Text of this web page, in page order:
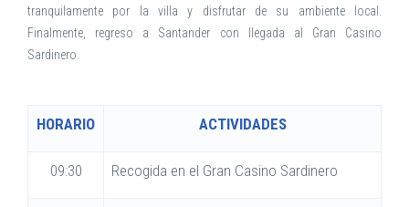
tranquilamente por la villa y disfrutar de su ambiente local.
Finalmente, regreso a Santander con llegada al Gran Casino
Sardinero.
HORARIO ACTIVIDADES
09:30 Recogida en el Gran Casino Sardinero